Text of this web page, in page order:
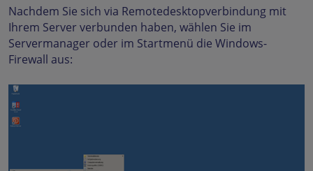
Nachdem Sie sich via Remotedesktopverbindung mit
Ihrem Server verbunden haben, wählen Sie im
Servermanager oder im Startmenü die Windows-
Firewall aus: